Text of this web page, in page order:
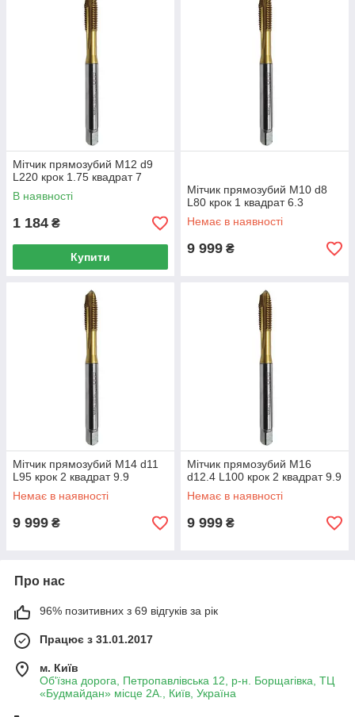
Мітчик прямозубий M12 d9
L220 крок 1.75 квадрат 7
В наявності
1 184 ₴
Купити
Мітчик прямозубий M10 d8
L80 крок 1 квадрат 6.3
Немає в наявності
9 999 ₴
Мітчик прямозубий M14 d11
L95 крок 2 квадрат 9.9
Немає в наявності
9 999 ₴
Мітчик прямозубий M16
d12.4 L100 крок 2 квадрат 9.9
Немає в наявності
9 999 ₴
Про нас
96% позитивних з 69 відгуків за рік
Працює з 31.01.2017
м. Київ
Об'їзна дорога, Петропавлівська 12, р-н. Борщагівка, ТЦ
«Будмайдан» місце 2А., Київ, Україна